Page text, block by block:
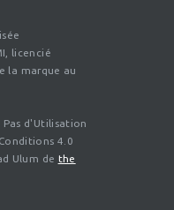
licencié
la marque au
d'Utilisation
4.0
Ulum de the